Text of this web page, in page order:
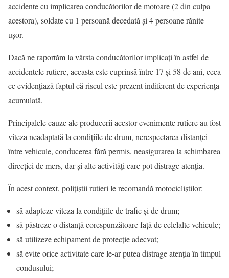
accidente cu implicarea conducătorilor de motoare (2 din culpa
acestora), soldate cu 1 persoană decedată și 4 persoane rănite
ușor.
Dacă ne raportăm la vârsta conducătorilor implicați în astfel de
accidentele rutiere, aceasta este cuprinsă între 17 și 58 de ani, ceea
ce evidențiază faptul că riscul este prezent indiferent de experiența
acumulată.
Principalele cauze ale producerii acestor evenimente rutiere au fost
viteza neadaptată la condițiile de drum, nerespectarea distanței
între vehicule, conducerea fără permis, neasigurarea la schimbarea
direcției de mers, dar și alte activități care pot distrage atenția.
În acest context, polițiștii rutieri le recomandă motocicliștilor:
să adapteze viteza la condițiile de trafic și de drum;
să păstreze o distanță corespunzătoare față de celelalte vehicule;
să utilizeze echipament de protecție adecvat;
să evite orice activitate care le-ar putea distrage atenția în timpul
condusului;